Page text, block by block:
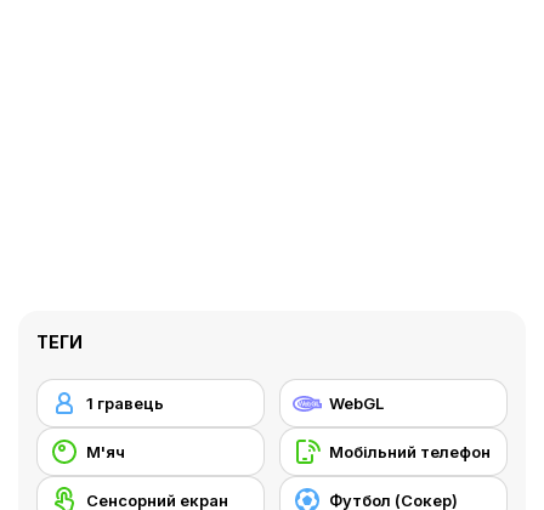
ТЕГИ
1 гравець WebGL
М'яч Мобільний телефон
Сенсорний екран Футбол (Сокер)